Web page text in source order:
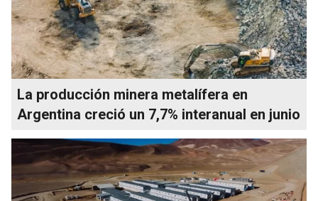
La producción minera metalífera en
Argentina creció un 7,7% interanual en junio